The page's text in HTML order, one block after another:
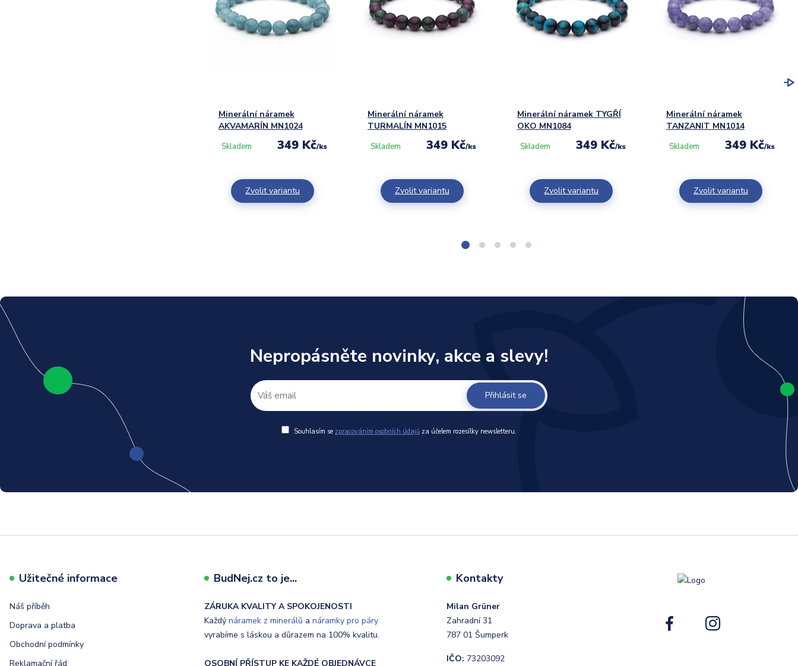
Minerální náramek
AKVAMARÍN MN1024
349 Kč/ks
Skladem
Zvolit variantu
Minerální náramek
TURMALÍN MN1015
349 Kč/ks
Skladem
Zvolit variantu
Minerální náramek TYGŘÍ
OKO MN1084
349 Kč/ks
Skladem
Zvolit variantu
Minerální náramek
TANZANIT MN1014
349 Kč/ks
Skladem
Zvolit variantu
Nepropásněte novinky, akce a slevy!
Přihlásit se
Souhlasím se zpracováním osobních údajů za účelem rozesílky newsletteru.
Užitečné informace
Náš příběh
Doprava a platba
Obchodní podmínky
Reklamační řád
BudNej.cz to je...
ZÁRUKA KVALITY A SPOKOJENOSTI
Každý náramek z minerálů a náramky pro páry
vyrabíme s láskou a důrazem na 100% kvalitu.
OSOBNÍ PŘÍSTUP KE KAŽDÉ OBJEDNÁVCE
Kontakty
Milan Grüner
Zahradní 31
787 01 Šumperk
IČO: 73203092